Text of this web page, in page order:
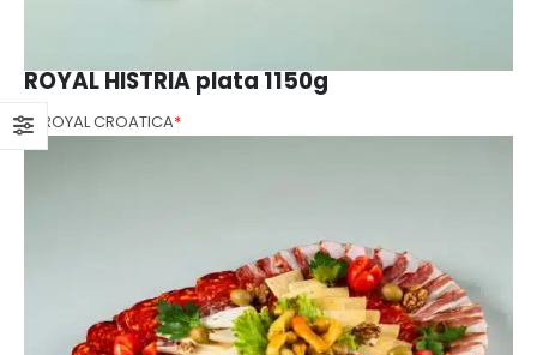
ROYAL HISTRIA plata 1150g
*
1X ROYAL CROATICA